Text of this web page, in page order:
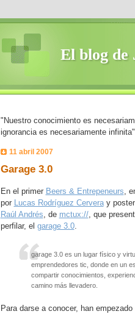
El blog de
"Nuestro conocimiento es
ignorancia es necesariamente
11 abril 2007
Garage 3.0
En el primer Beers & Entrepeneurs ,
por Lucas Rodríguez Cerveray
Raúl Andrés , de mctux://, que
perfilar, el garage 3.0.
garage 3.0 es un lugar físico y
emprendedores tic, donde en un
compartir conocimientos,
camino más llevadero.
Para darse a conocer, han